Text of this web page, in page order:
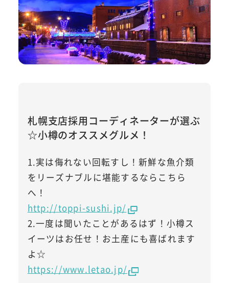
札幌支店採用コーディネーターが選ぶ
☆小樽のオススメグルメ！
1.実は侮れない回転すし！新鮮な魚介類
をリーズナブルに堪能するならこちら
へ！
http://toppi-sushi.jp/
2.一度は聞いたことがあるはず！小樽ス
イーツはお任せ！お土産にも喜ばれます
よ☆
https://www.letao.jp/